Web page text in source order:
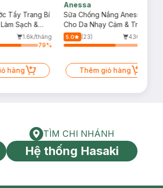
Tẩy Trang Bí
Sạch &
1.6k/tháng
79%
hàng
Anessa
Sữa Chống Nắng Anessa
Cho Da Nhạy Cảm & Trẻ Em
60ml (Mới)
5.0 (23)
436/tháng
Thêm giỏ hàng
Tìm chi nhánh
TÌM CHI NHÁNH
Hệ thống Hasaki